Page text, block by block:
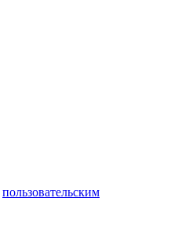
пользовательским